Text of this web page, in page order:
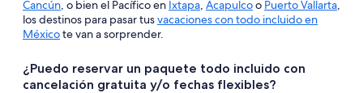
Cancún , o bien el Pacífico en Ixtapa Acapulcoo Puerto Vallarta
los destinos para pasar tusvacaciones con todo incluido en
Méxicote van a sorprender.
¿Puedo reservar un paquete todo incluido con
cancelación gratuita y/o fechas flexibles?